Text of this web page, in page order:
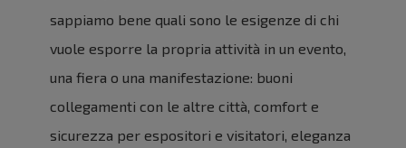
sappiamo bene quali sono le esigenze di chi
vuole esporre la propria attività in un evento,
una fiera o una manifestazione: buoni
collegamenti con le altre città, comfort e
sicurezza per espositori e visitatori, eleganza